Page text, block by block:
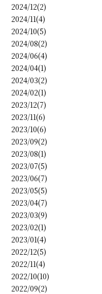
2024/12(2)
2024/11(4)
2024/10(5)
2024/08(2)
2024/06(4)
2024/04(1)
2024/03(2)
2024/02(1)
2023/12(7)
2023/11(6)
2023/10(6)
2023/09(2)
2023/08(1)
2023/07(5)
2023/06(7)
2023/05(5)
2023/04(7)
2023/03(9)
2023/02(1)
2023/01(4)
2022/12(5)
2022/11(4)
2022/10(10)
2022/09(2)